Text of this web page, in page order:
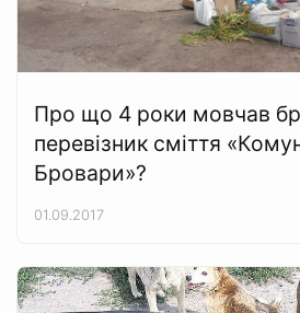
Про що 4 роки мовчав
перевізник сміття
Бровари»?
01.09.2017